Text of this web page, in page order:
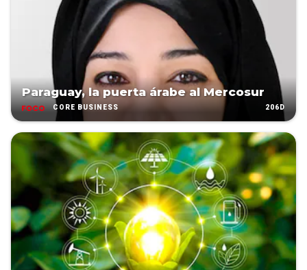
Paraguay, la puerta árabe al Mercosur
CORE BUSINESS 206D